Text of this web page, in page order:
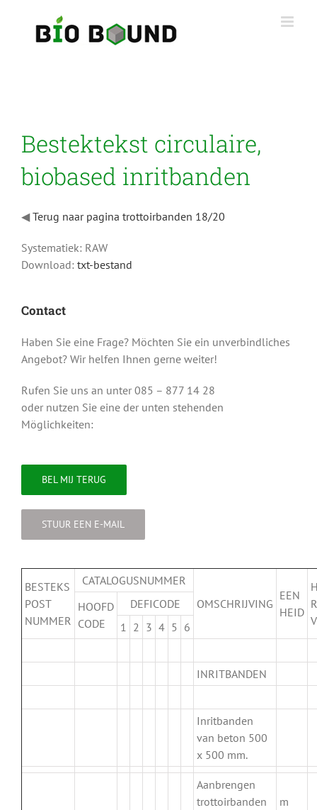
Bestektekst circulaire,
biobased inritbanden
◀Terug naar pagina trottoirbanden 18/20
Systematiek: RAW
Download: txt-bestand
Contact
Haben Sie eine Frage? Möchten Sie ein unverbindliches
Angebot? Wir helfen Ihnen gerne weiter!
Rufen Sie uns an unter 085 – 877 14 28
oder nutzen Sie eine der unten stehenden
Möglichkeiten:
BEL MIJ TERUG
STUUR EEN E-MAIL
BESTEKS
POST
NUMMER
CATALOGUSNUMMER
OMSCHRIJVING
EEN
HEID
HOOFD
CODE
DEFICODE
1 2 3 4 5 6
INRITBANDEN
Inritbanden
van beton 500
x 500 mm.
Aanbrengen
trottoirbanden
m